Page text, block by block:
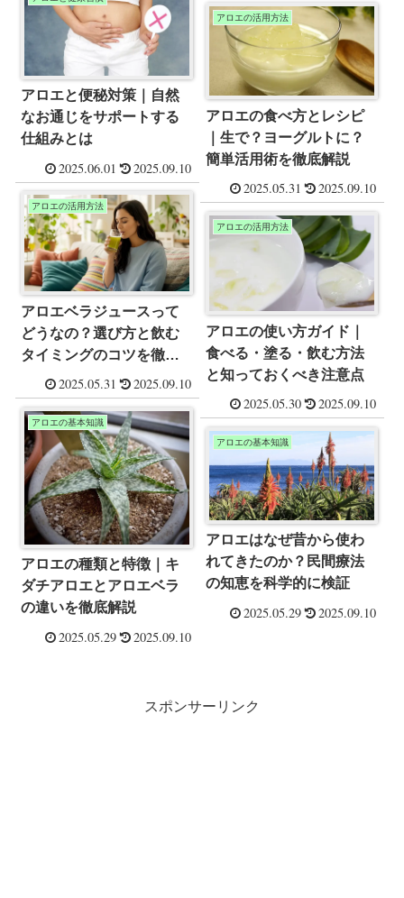
アロエと便秘対策｜自然
なお通じをサポートする
仕組みとは
2025.06.01 2025.09.10
アロエの活用方法
アロエの食べ方とレシピ
｜生で？ヨーグルトに？
簡単活用術を徹底解説
2025.05.31 2025.09.10
アロエの活用方法
アロエベラジュースって
どうなの？選び方と飲む
タイミングのコツを徹底
解説
2025.05.31 2025.09.10
アロエの活用方法
アロエの使い方ガイド｜
食べる・塗る・飲む方法
と知っておくべき注意点
2025.05.30 2025.09.10
アロエの基本知識
アロエの種類と特徴｜キ
ダチアロエとアロエベラ
の違いを徹底解説
2025.05.29 2025.09.10
アロエの基本知識
アロエはなぜ昔から使わ
れてきたのか？民間療法
の知恵を科学的に検証
2025.05.29 2025.09.10
スポンサーリンク